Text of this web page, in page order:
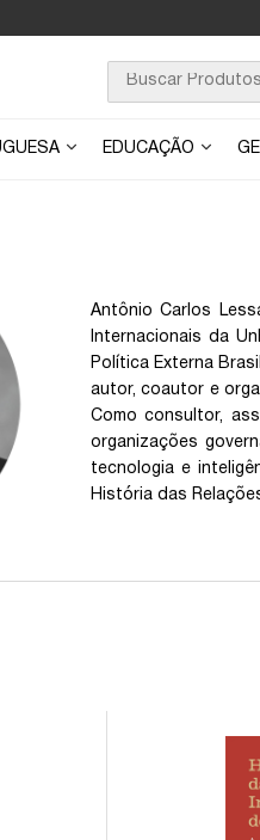
EDUCAÇÃO
Antônio Carlos
Internacionais da
Política Externa
autor, coautor e
Como consultor,
organizações
tecnologia e
História das